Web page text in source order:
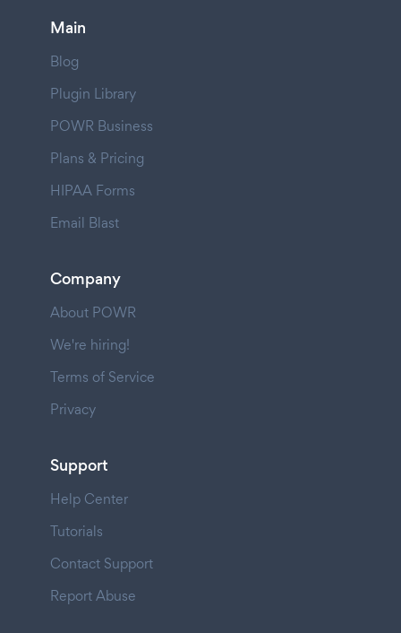
Main
Blog
Plugin Library
POWR Business
Plans & Pricing
HIPAA Forms
Email Blast
Company
About POWR
We're hiring!
Terms of Service
Privacy
Support
Help Center
Tutorials
Contact Support
Report Abuse